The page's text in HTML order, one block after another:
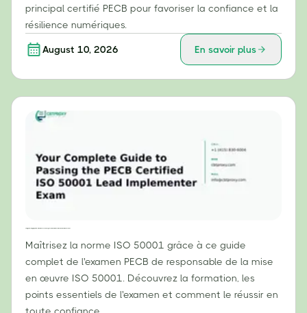
principal certifié PECB pour favoriser la confiance et la
résilience numériques.
August 10, 2026 En savoir plus
Maîtrisez la norme ISO 50001 grâce à ce guide
complet de l'examen PECB de responsable de la mise
en œuvre ISO 50001. Découvrez la formation, les
points essentiels de l'examen et comment le réussir en